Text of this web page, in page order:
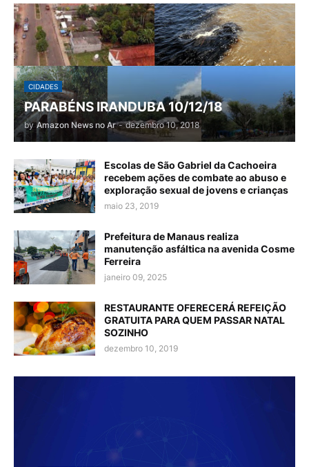
CIDADES
PARABÉNS IRANDUBA 10/12/18
by Amazon News no Ar - dezembro 10, 2018
Escolas de São Gabriel da Cachoeira
recebem ações de combate ao abuso e
exploração sexual de jovens e crianças
maio 23, 2019
Prefeitura de Manaus realiza
manutenção asfáltica na avenida Cosme
Ferreira
janeiro 09, 2025
RESTAURANTE OFERECERÁ REFEIÇÃO
GRATUITA PARA QUEM PASSAR NATAL
SOZINHO
dezembro 10, 2019